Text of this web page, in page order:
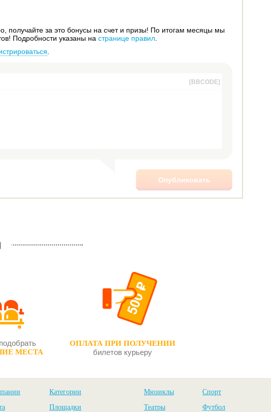
получайте за это бонусы на счет и призы! По итогам месяцы мы
Подробности указаны на странице правил.
[BBCODE]
МЕСТА
ОПЛАТА ПРИ ПОЛУЧЕНИИ
билетов курьеру
Категории
Площадки
Мюзиклы
Театры
Спорт
Футбол